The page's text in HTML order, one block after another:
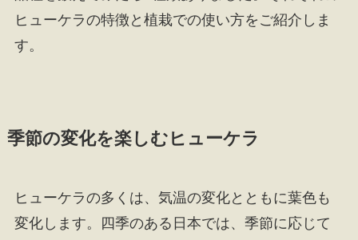
ヒューケラの特徴と植栽での使い方をご紹介しま
す。
季節の変化を楽しむヒューケラ
ヒューケラの多くは、気温の変化とともに葉色も
変化します。四季のある日本では、季節に応じて